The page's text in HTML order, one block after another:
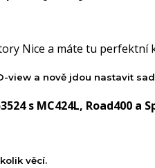
Nice a máte tu perfektní
view a nově jdou nastavit
s MC424L, Road400 a
věcí.